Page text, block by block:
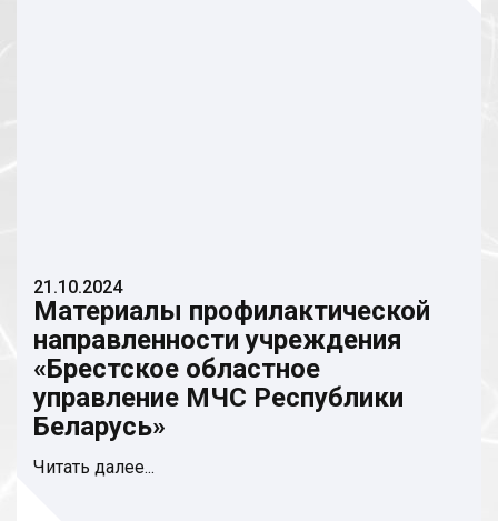
21.10.2024
Материалы профилактической
направленности учреждения
«Брестское областное
управление МЧС Республики
Беларусь»
Читать далее...